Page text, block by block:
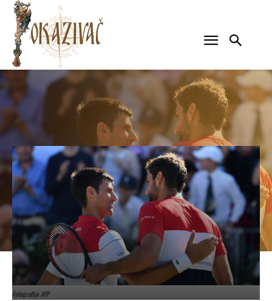
Fotografija: AFP